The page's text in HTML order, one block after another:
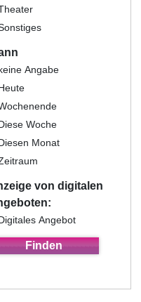
Angabe
Woche
Monat
von digitalen
Angebot